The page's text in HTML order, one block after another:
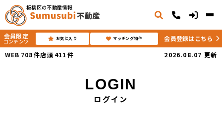
板橋区の不動産情報
会員限定
コンテンツ お気に入り マッチング物件
会員登録はこちら
WEB 708件店頭 411 件 2026.08.07 更新
LOGIN
ログイン